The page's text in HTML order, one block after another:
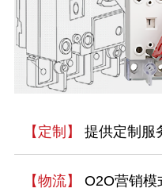
【定制】 提供定制服
【物流】 O2O营销模